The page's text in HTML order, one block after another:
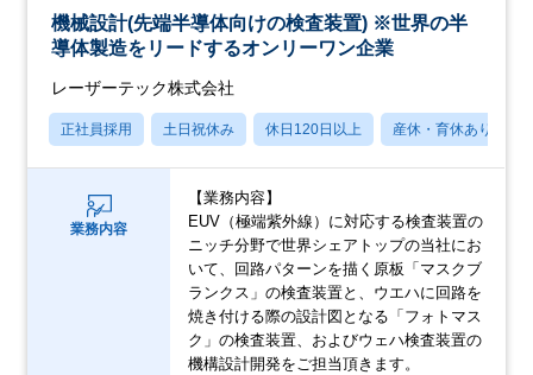
機械設計(先端半導体向けの検査装置) ※世界の半
導体製造をリードするオンリーワン企業
レーザーテック株式会社
正社員採用 土日祝休み 休日120日以上 産休・育休あり
業務内容
【業務内容】
EUV（極端紫外線）に対応する検査装置の
ニッチ分野で世界シェアトップの当社にお
いて、回路パターンを描く原板「マスクブ
ランクス」の検査装置と、ウエハに回路を
焼き付ける際の設計図となる「フォトマス
ク」の検査装置、およびウェハ検査装置の
機構設計開発をご担当頂きます。